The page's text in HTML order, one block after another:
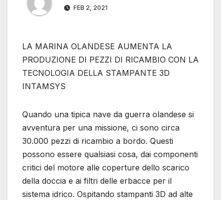
FEB 2, 2021
LA MARINA OLANDESE AUMENTA LA
PRODUZIONE DI PEZZI DI RICAMBIO CON LA
TECNOLOGIA DELLA STAMPANTE 3D
INTAMSYS
Quando una tipica nave da guerra olandese si
avventura per una missione, ci sono circa
30.000 pezzi di ricambio a bordo. Questi
possono essere qualsiasi cosa, dai componenti
critici del motore alle coperture dello scarico
della doccia e ai filtri delle erbacce per il
sistema idrico. Ospitando stampanti 3D ad alte